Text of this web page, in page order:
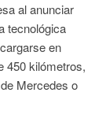
al anunciar
tecnológica
en
450 kilómetros,
Mercedes o